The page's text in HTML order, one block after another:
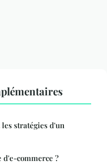
les stratégies d'un
d'e-commerce ?